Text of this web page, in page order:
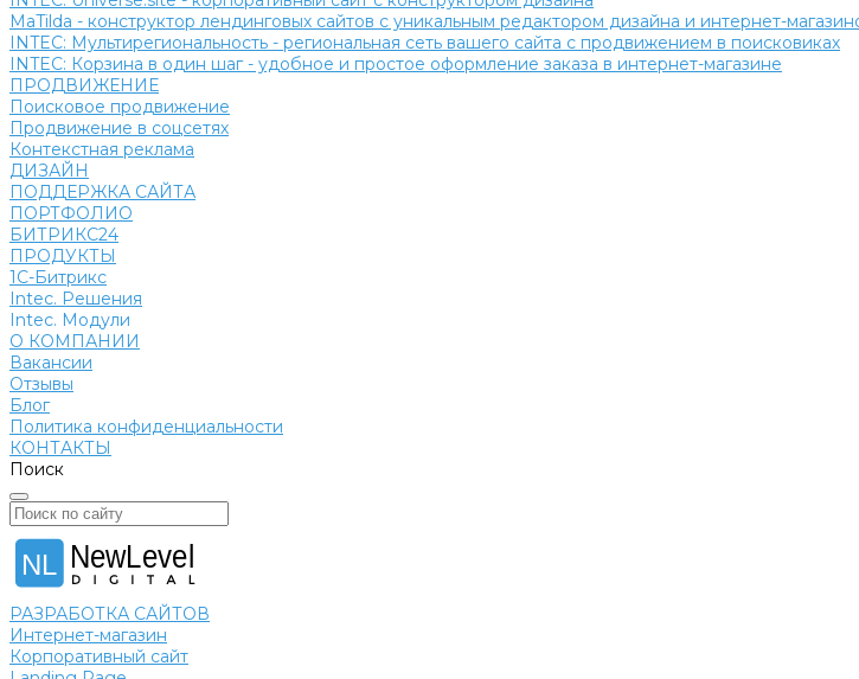
MaTilda - конструктор лендинговых сайтов с уникальным редактором дизайна и интернет-
INTEC: Мультирегиональность - региональная сеть вашего сайта с продвижением в поисковиках
INTEC: Корзина в один шаг - удобное и простое оформление заказа в интернет-магазине
ПРОДВИЖЕНИЕ
Поисковое продвижение
Продвижение в соцсетях
Контекстная реклама
ДИЗАЙН
ПОДДЕРЖКА САЙТА
ПОРТФОЛИО
БИТРИКС24
ПРОДУКТЫ
1С-Битрикс
Intec. Решения
Intec. Модули
О КОМПАНИИ
Вакансии
Отзывы
Блог
Политика конфиденциальности
КОНТАКТЫ
Поиск
NewLevel
NL
РАЗРАБОТКА САЙТОВ
Интернет-магазин
Корпоративный сайт